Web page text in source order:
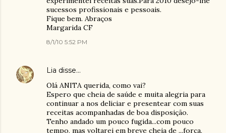
sucessos profissionais e pessoais.
Fique bem. Abraços
Margarida CF
8/1/10 5:52 PM
Lia disse…
Olá ANITA querida, como vai?
Espero que cheia de saúde e muita alegria para
continuar a nos deliciar e presentear com suas
receitas acompanhadas de boa disposição.
Tenho andado um pouco fugida...com pouco
tempo, mas voltarei em breve cheia de ...força,